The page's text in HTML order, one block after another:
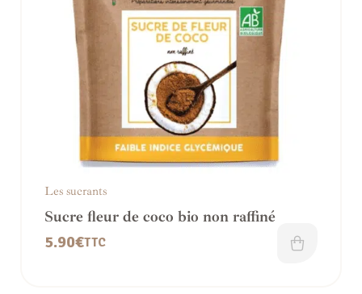
Les sucrants
Sucre fleur de coco bio non raffiné
5.90€TTC